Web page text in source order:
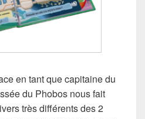
en tant que capitaine du
du Phobos nous fait
très différents des 2